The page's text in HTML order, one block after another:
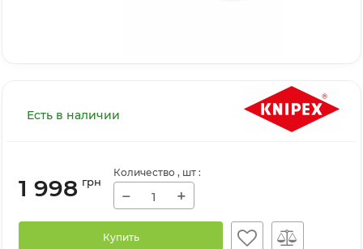
Есть в наличии
1 998 грн
Количество , шт :
− +
Купить